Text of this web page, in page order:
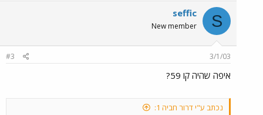
S
seffic
New member
3/1/03
#3
איפה שהיה קו 59?
נכתב ע"י דרור חביה 1: